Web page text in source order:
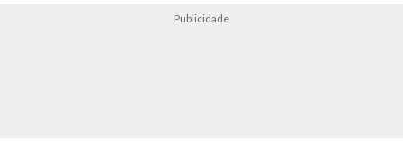
Publicidade